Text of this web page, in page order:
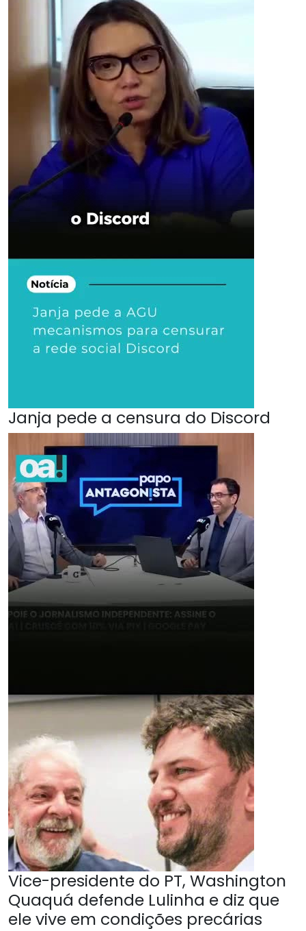
Janja pede a censura do Discord
Vice-presidente do PT, Washington
Quaquá defende Lulinha e diz que
ele vive em condições precárias